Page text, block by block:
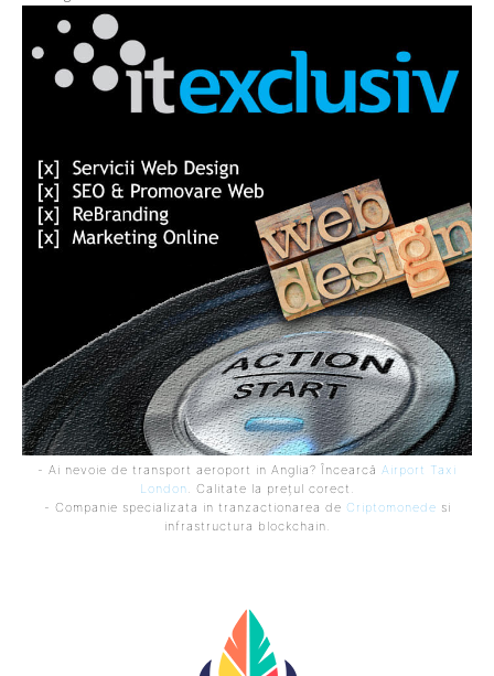
- Ai nevoie de transport aeroport in Anglia? Încearcă Airport Taxi
London . Calitate la prețul corect.
- Companie specializata in tranzactionarea de Criptomonede si
infrastructura blockchain.